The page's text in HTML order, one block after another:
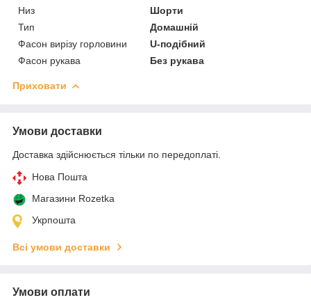
Низ
Шорти
Тип
Домашній
Фасон вирізу горловини
U-подібний
Фасон рукава
Без рукава
Приховати
Умови доставки
Доставка здійснюється тільки по передоплаті.
Нова Пошта
Магазини Rozetka
Укрпошта
Всі умови доставки
Умови оплати